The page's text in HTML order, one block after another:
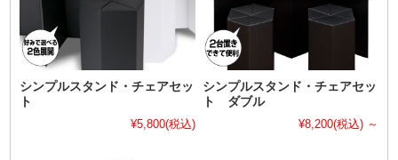
シンプルスタンド・チェアセッ
ト
¥5,800(税込)
シンプルスタンド・チェアセッ
ト ダブル
¥8,200(税込) ～